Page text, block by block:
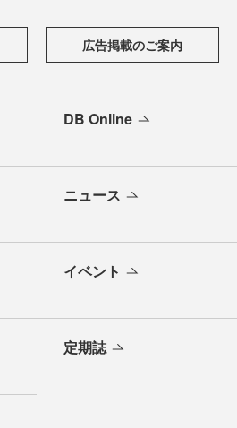
広告掲載のご案内
DB Online
ニュース
イベント
定期誌